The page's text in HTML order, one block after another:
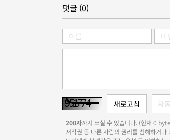
댓글 (0)
-200자까지 쓰실 수 있습니다. (현재 0
- 저작권 등 다른 사람의 권리를 침해하거